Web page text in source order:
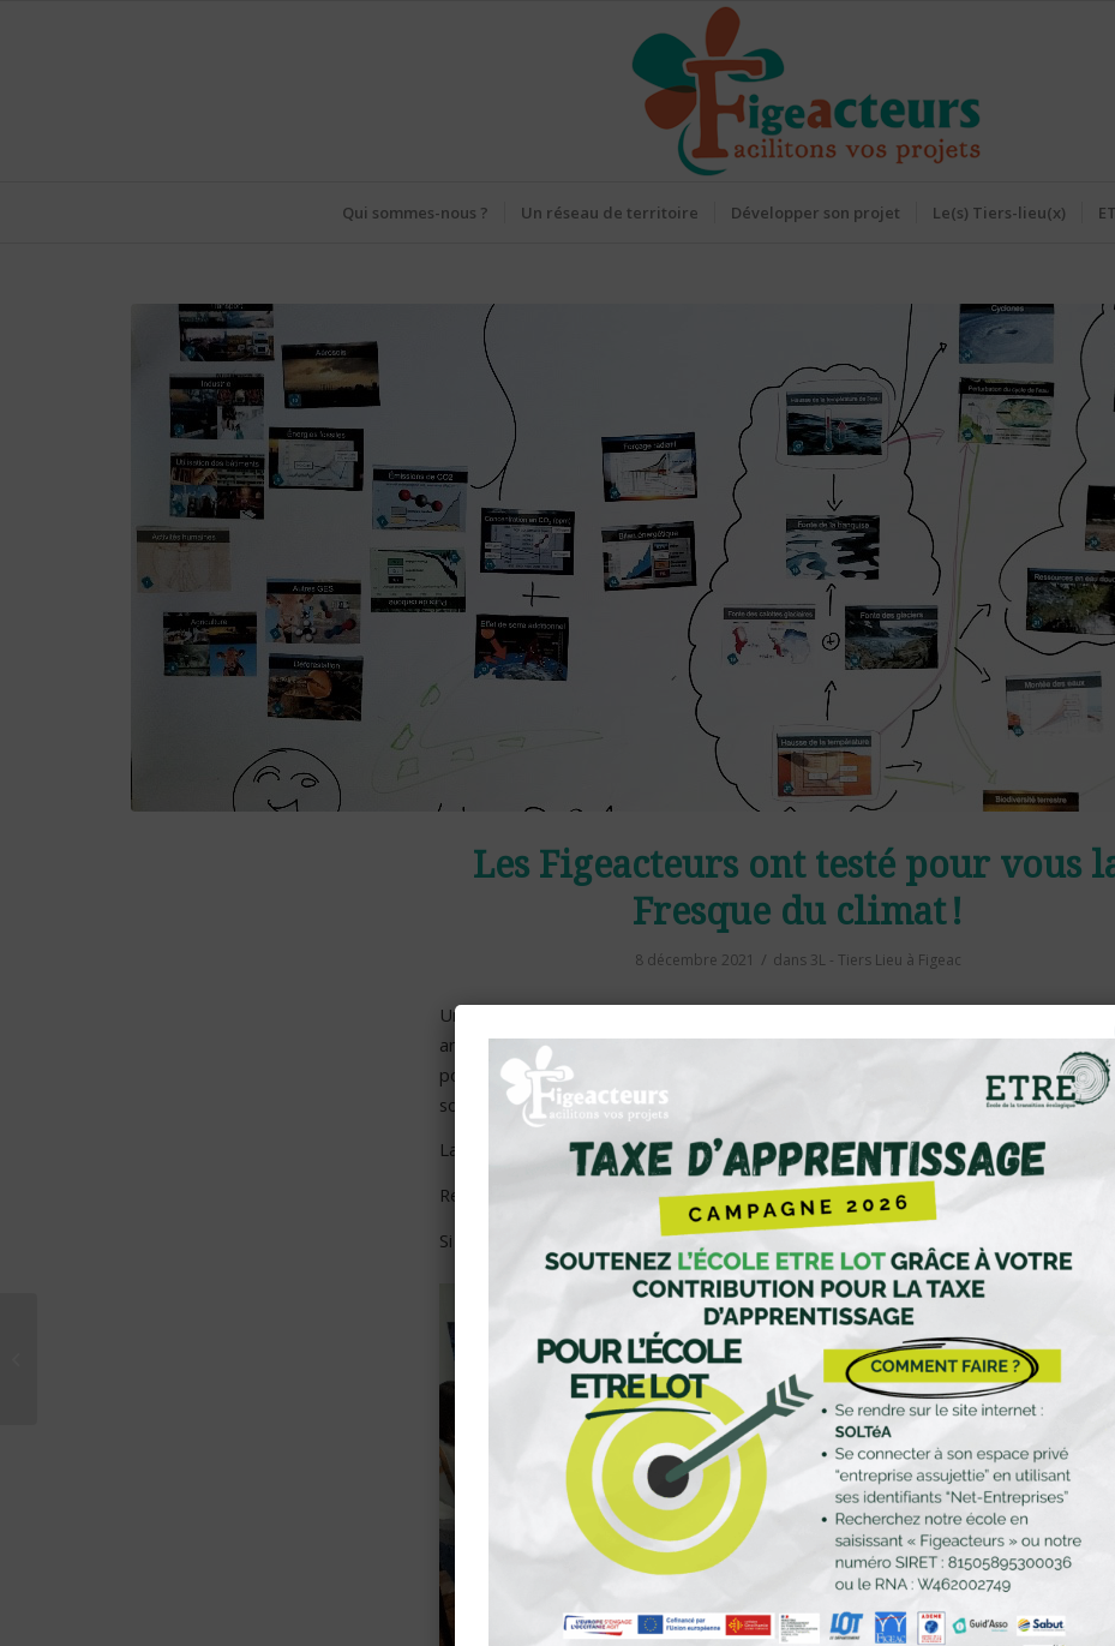
Qui sommes-nous ? Un réseau de territoire Développer son projet Le(s) Tiers-lieu(x)
Les Figeacteurs ont testé pour vous
Fresque du climat !
8 décembre 2021 / dans 3L - Tiers Lieu à Figeac
Une dizaine d’adhérents Figeacteurs s’est prêtée à l’exercice de la
fresque du
animée par Boris Wahl et Nathalie HUMILIERE membres du réseau. Un super
pour retracer l’impact de l’activité humaine sur le changement climatique et trouver
solutions pour réduire son impact carbone.
La thématique climat vous intéresse ?
Rendez-vous au café associatif l’Arrosoir le vendredi matin à 10h30
Si vous souhaitez participer à une fresque du climat contactez-nous !